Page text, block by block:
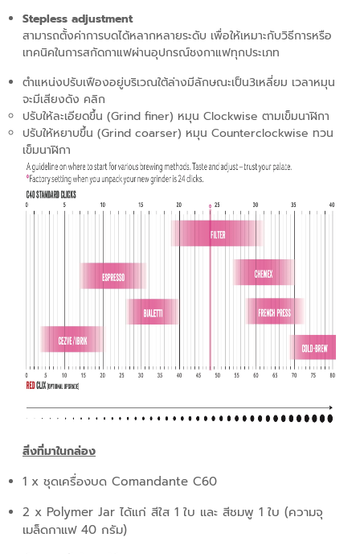
Stepless adjustment
สามารถตั้งค่าการบดได้หลากหลายระดับ เพื่อให้เหมาะกับวิธีการหรือ
เทคนิคในการสกัดกาแฟผ่านอุปกรณ์ชงกาแฟทุกประเภท
ตำแหน่งปรับเฟืองอยู่บริเวณใต้ล่างมีลักษณะเป็น3เหลี่ยม เวลาหมุน
จะมีเสียงดัง คลิก
ปรับให้ละเอียดขึ้น (Grind finer) หมุน Clockwise ตามเข็มนาฬิกา
ปรับให้หยาบขึ้น (Grind coarser) หมุน Counterclockwise ทวน
เข็มนาฬิกา
สิ่งที่มาในกล่อง
1 x ชุดเครื่องบด Comandante C60
2 x Polymer Jar ได้แก่ สีใส 1 ใบ และ สีชมพู 1 ใบ (ความจุ
เมล็ดกาแฟ 40 กรัม)